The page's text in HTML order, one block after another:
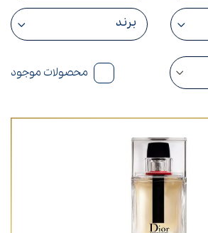
برند
محصولات موجود